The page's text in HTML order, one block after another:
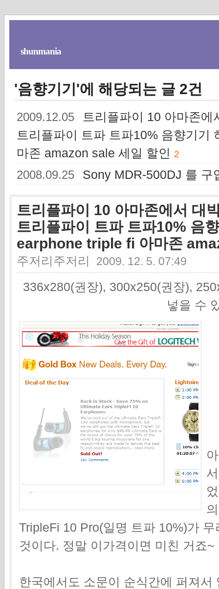
shunmania
'음향기기'에 해당되는 글 2건
2009.12.05
트리플파이 10 아마존
트리플파이 트파 트파10% 음향기기
마존 amazon sale 세일 할인 2
2008.09.25 Sony MDR-500DJ 를 구
트리플파이 10 아마존에서 대
트리플파이 트파 트파10% 음
earphone triple fi 아마존
주저리주저리 2009. 12. 5. 07:49
336x280(권장), 300x250(권장),
넣을 수
의
TripleFi 10 Pro(일명 트파 10%)가
것이다. 정말 이가격이면 미친 거죠~
한국에서도 소문이 순식간에 퍼져